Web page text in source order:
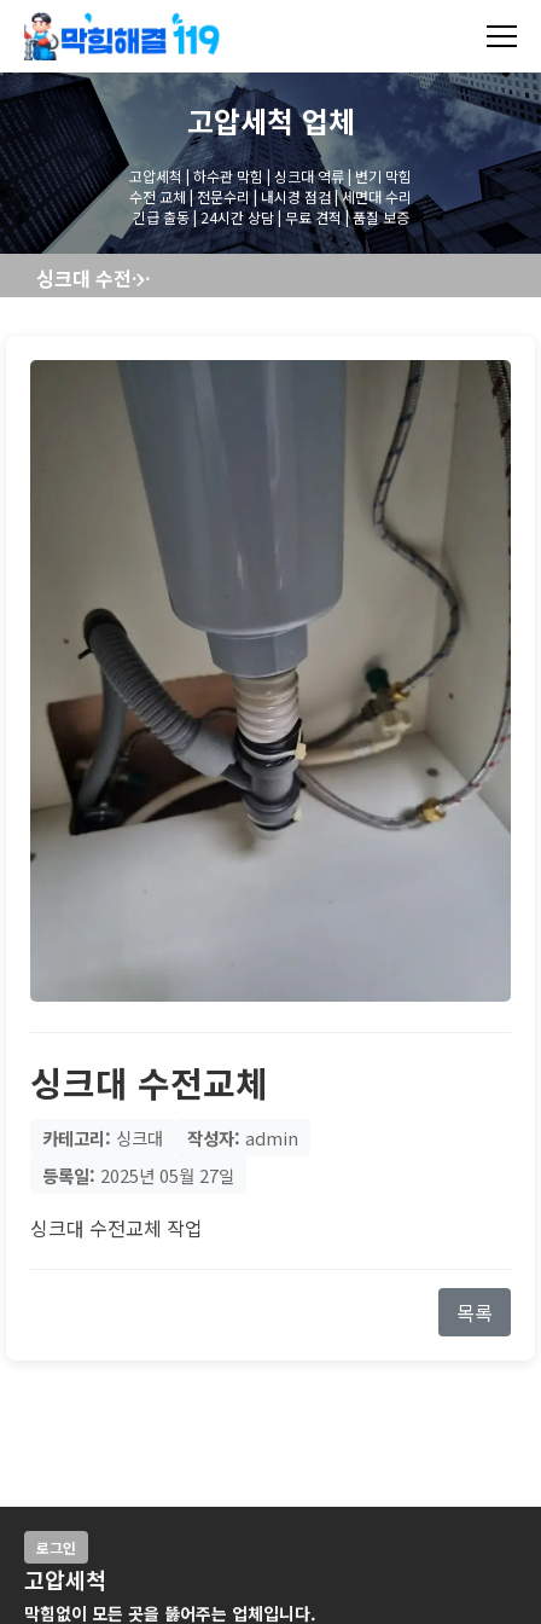
고압세척업체
고압세척 | 하수관 막힘 | 싱크대 역류 | 변기 막힘
수전 교체 | 전문수리 | 내시경 점검 | 세면대 수리
긴급 출동 | 24시간 상담 | 무료 견적 | 품질 보증
싱크대 수전교체
싱크대 수전교체
카테고리: 싱크대 작성자: admin
등록일: 2025년 05월 27일
싱크대 수전교체 작업
목록
로그인
고압세척
막힘없이 모든 곳을 뚫어주는 업체입니다.